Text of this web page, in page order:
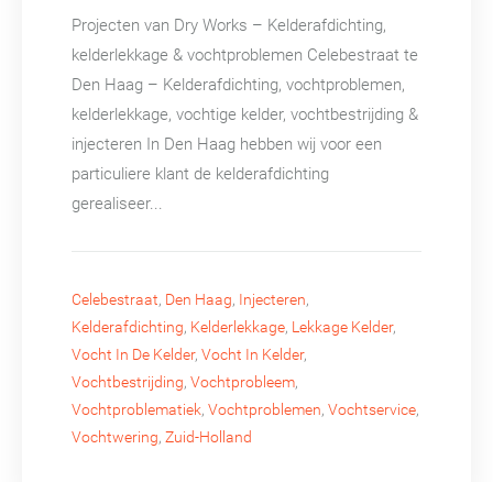
Projecten van Dry Works – Kelderafdichting,
kelderlekkage & vochtproblemen Celebestraat te
Den Haag – Kelderafdichting, vochtproblemen,
kelderlekkage, vochtige kelder, vochtbestrijding &
injecteren In Den Haag hebben wij voor een
particuliere klant de kelderafdichting
gerealiseer...
Celebestraat, Den Haag, Injecteren,
Kelderafdichting, Kelderlekkage, Lekkage Kelder,
Vocht In De Kelder, Vocht In Kelder,
Vochtbestrijding, Vochtprobleem,
Vochtproblematiek, Vochtproblemen, Vochtservice,
Vochtwering, Zuid-Holland